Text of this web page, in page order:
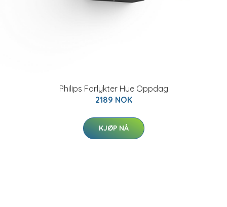
Philips Forlykter Hue Oppdag
2189 NOK
KJØP NÅ